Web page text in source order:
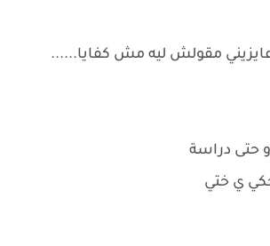
مقولش ليه مش كفايا......
حتى دراسة
ي ختي